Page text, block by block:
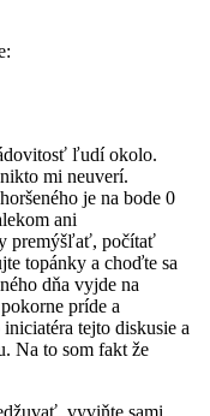
ľudí okolo.
mi neuverí.
je na bode 0
ani
premýšľať, počítať
topánky a choďte sa
dňa vyjde na
príde a
tejto diskusie a
Na to som fakt že
vyviňte sami